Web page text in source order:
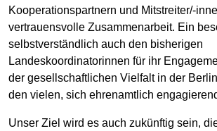
Kooperationspartnern und Mitstreiter/-
vertrauensvolle Zusammenarbeit. Ein
selbstverständlich auch den bisherigen
Landeskoordinatorinnen für ihr
der gesellschaftlichen Vielfalt in der
den vielen, sich ehrenamtlich
Unser Ziel wird es auch zukünftig sein,